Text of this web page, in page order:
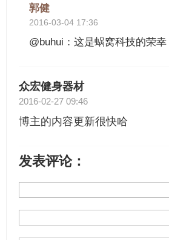
郭健
2016-03-04 17:36
@buhui：这是蜗窝科技的荣幸
众宏健身器材
2016-02-27 09:46
博主的内容更新很快哈
发表评论：